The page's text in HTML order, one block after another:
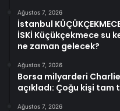
Ağustos 7, 2026
İstanbul
İSKİ Küçükçekmece su
ne zaman gelecek?
Ağustos 7, 2026
Borsa milyarderi Charlie
açıkladı: Çoğu kişi tam
Ağustos 7, 2026